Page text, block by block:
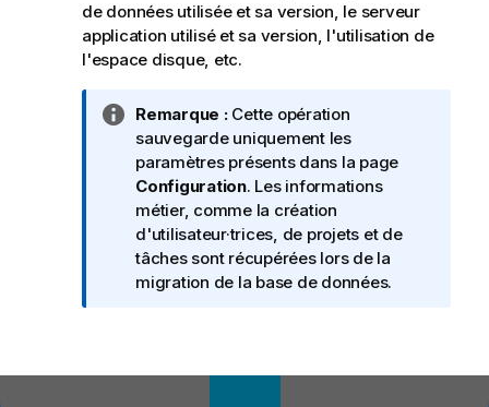
de données utilisée et sa version, le serveur
application utilisé et sa version, l'utilisation de
l'espace disque, etc.
N
o
t
e
I
n
f
o
t
Remarque :Cette opération
sauvegarde uniquement les
paramètres présents dans la page
Configuration. Les informations
métier, comme la création
d'utilisateur·trices, de projets et de
tâches sont récupérées lors de la
migration de la base de données.